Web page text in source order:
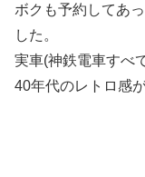
ボクも予約してあ
した。
実車(神鉄電車すべ
40年代のレトロ感